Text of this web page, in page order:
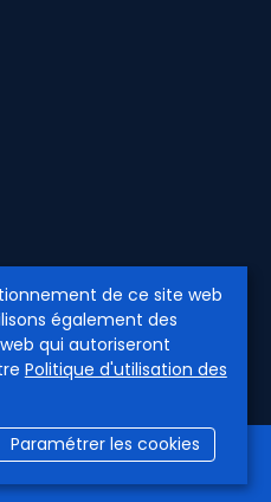
de ce site web
également des
qui autoriseront
Politique d'utilisation des
Paramétrer les cookies